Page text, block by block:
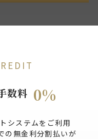
数料 0%
システムをご利用
の無金利分割払いが